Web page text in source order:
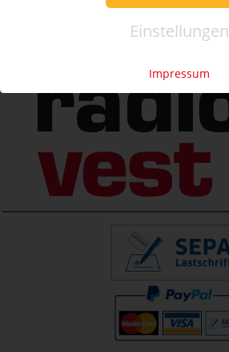
Einstellungen
Impressum